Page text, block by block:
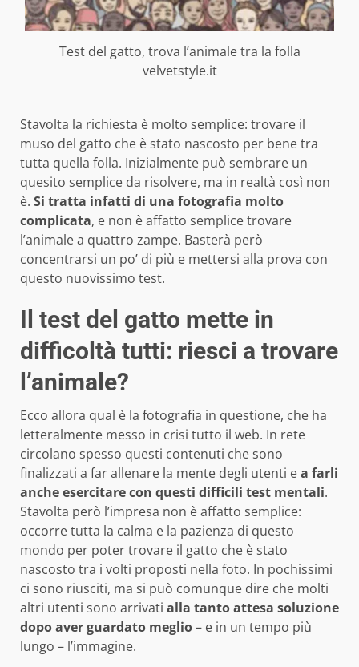
Test del gatto, trova l’animale tra la folla
velvetstyle.it
Stavolta la richiesta è molto semplice: trovare il
muso del gatto che è stato nascosto per bene tra
tutta quella folla. Inizialmente può sembrare un
quesito semplice da risolvere, ma in realtà così non
è. Si tratta infatti di una fotografia molto
complicata, e non è affatto semplice trovare
l’animale a quattro zampe. Basterà però
concentrarsi un po’ di più e mettersi alla prova con
questo nuovissimo test.
Il test del gatto mette in
difficoltà tutti: riesci a trovare
l’animale?
Ecco allora qual è la fotografia in questione, che ha
letteralmente messo in crisi tutto il web. In rete
circolano spesso questi contenuti che sono
finalizzati a far allenare la mente degli utenti ea farli
anche esercitare con questi difficili test mentali.
Stavolta però l’impresa non è affatto semplice:
occorre tutta la calma e la pazienza di questo
mondo per poter trovare il gatto che è stato
nascosto tra i volti proposti nella foto. In pochissimi
ci sono riusciti, ma si può comunque dire che molti
altri utenti sono arrivati alla tanto attesa soluzione
dopo aver guardato meglio– e in un tempo più
lungo – l’immagine.